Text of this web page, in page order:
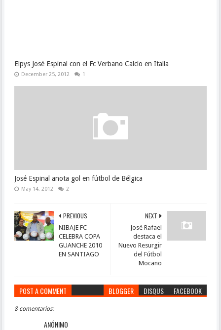
Elpys José Espinal con el Fc Verbano Calcio en Italia
December 25, 2012 1
José Espinal anota gol en fútbol de Bélgica
May 14, 2012 2
NEXT
José Rafael
destaca el
Nuevo Resurgir
del Fútbol
Mocano
PREVIOUS
NIBAJE FC
CELEBRA COPA
GUANCHE 2010
EN SANTIAGO
POST A COMMENT BLOGGER DISQUS FACEBOOK
8 comentarios:
ANÓNIMO